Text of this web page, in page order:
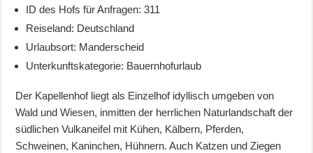
ID des Hofs für Anfragen: 311
Reiseland: Deutschland
Urlaubsort: Manderscheid
Unterkunftskategorie: Bauernhofurlaub
Der Kapellenhof liegt als Einzelhof idyllisch umgeben von
Wald und Wiesen, inmitten der herrlichen Naturlandschaft der
südlichen Vulkaneifel mit Kühen, Kälbern, Pferden,
Schweinen, Kaninchen, Hühnern. Auch Katzen und Ziegen